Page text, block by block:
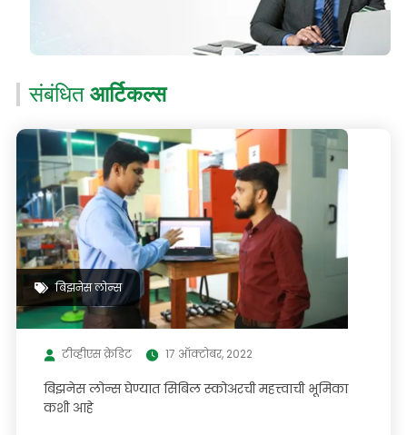
संबंधितआर्टिकल्स
बिझनेस लोन्स
टीव्हीएस क्रेडिट 17 ऑक्टोबर, 2022
बिझनेस लोन्स घेण्यात सिबिल स्कोअरची महत्त्वाची भूमिका
कशी आहे